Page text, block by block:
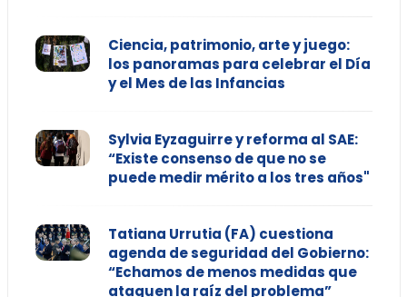
Ciencia, patrimonio, arte y juego:
los panoramas para celebrar el Día
y el Mes de las Infancias
Sylvia Eyzaguirre y reforma al SAE:
“Existe consenso de que no se
puede medir mérito a los tres años"
Tatiana Urrutia (FA) cuestiona
agenda de seguridad del Gobierno:
“Echamos de menos medidas que
ataquen la raíz del problema”